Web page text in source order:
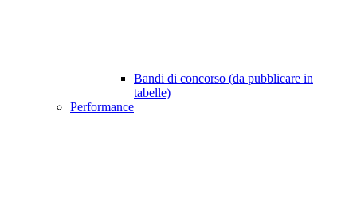
Bandi di concorso (da pubblicare in
tabelle)
Performance